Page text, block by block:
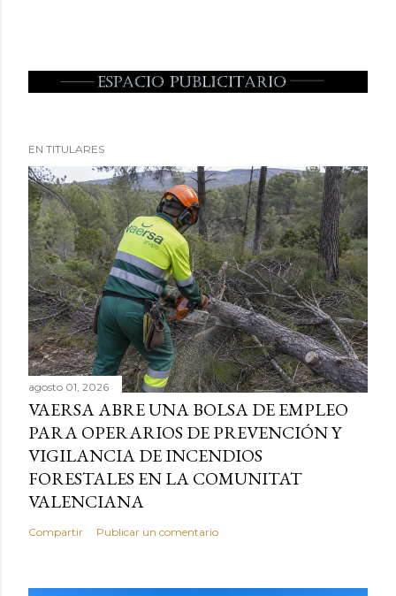
EN TITULARES
agosto 01, 2026
VAERSA ABRE UNA BOLSA DE EMPLEO
PARA OPERARIOS DE PREVENCIÓN Y
VIGILANCIA DE INCENDIOS
FORESTALES EN LA COMUNITAT
VALENCIANA
Compartir Publicar un comentario